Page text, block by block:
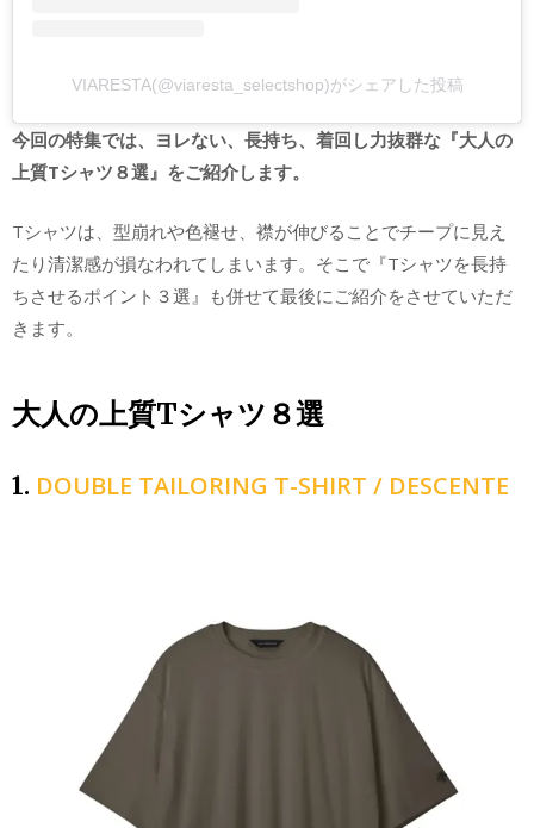
VIARESTA(@viaresta_selectshop)がシェアした投稿
今回の特集では、ヨレない、長持ち、着回し力抜群な『大人の
上質Tシャツ８選』をご紹介します。
Tシャツは、型崩れや色褪せ、襟が伸びることでチープに見え
たり清潔感が損なわれてしまいます。そこで『Tシャツを長持
ちさせるポイント３選』も併せて最後にご紹介をさせていただ
きます。
大人の上質Tシャツ８選
1. DOUBLE TAILORING T-SHIRT / DESCENTE